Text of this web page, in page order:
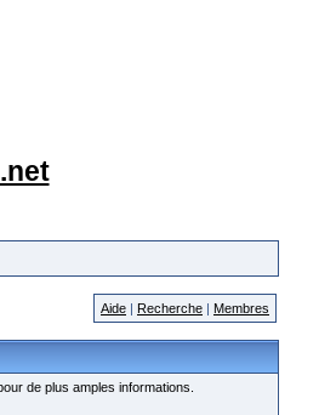
Aide | Recherche | Membres
de plus amples informations.